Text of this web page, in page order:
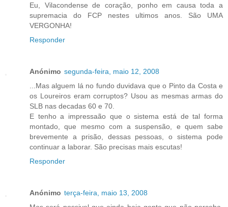
Eu, Vilacondense de coração, ponho em causa toda a
supremacia do FCP nestes ultimos anos. São UMA
VERGONHA!
Responder
Anónimo segunda-feira, maio 12, 2008
...Mas alguem lá no fundo duvidava que o Pinto da Costa e
os Loureiros eram corruptos? Usou as mesmas armas do
SLB nas decadas 60 e 70.
E tenho a impressaão que o sistema está de tal forma
montado, que mesmo com a suspensão, e quem sabe
brevemente a prisão, dessas pessoas, o sistema pode
continuar a laborar. São precisas mais escutas!
Responder
Anónimo terça-feira, maio 13, 2008